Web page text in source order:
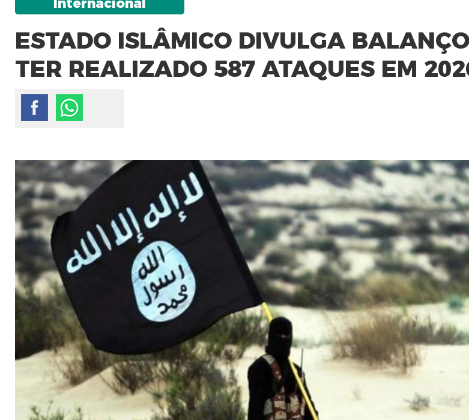
Internacional
ESTADO ISLÂMICO DIVULGA
TER REALIZADO 587 ATAQUES EM